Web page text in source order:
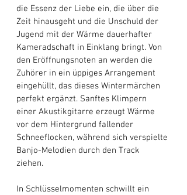
die Essenz der Liebe ein, die über die
Zeit hinausgeht und die Unschuld der
Jugend mit der Wärme dauerhafter
Kameradschaft in Einklang bringt. Von
den Eröffnungsnoten an werden die
Zuhörer in ein üppiges Arrangement
eingehüllt, das dieses Wintermärchen
perfekt ergänzt. Sanftes Klimpern
einer Akustikgitarre erzeugt Wärme
vor dem Hintergrund fallender
Schneeflocken, während sich verspielte
Banjo-Melodien durch den Track
ziehen.
In Schlüsselmomenten schwillt ein